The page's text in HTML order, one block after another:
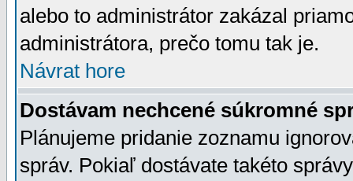
alebo to administrátor zakázal
administrátora, prečo tomu tak je.
Návrat hore
Dostávam nechcené súkromné
Plánujeme pridanie zoznamu
správ. Pokiaľ dostávate takéto